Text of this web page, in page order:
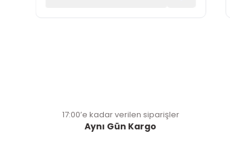
17:00’e kadar verilen siparişler
Aynı Gün Kargo